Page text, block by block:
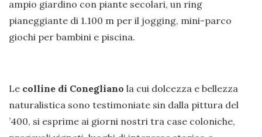
ampio giardino con piante secolari, un ring
pianeggiante di 1.100 m per il jogging, mini-parco
giochi per bambini e piscina.
Le colline di Conegliano la cui dolcezza e bellezza
naturalistica sono testimoniate sin dalla pittura del
’400, si esprime ai giorni nostri tra case coloniche,